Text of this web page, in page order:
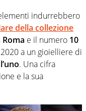
indurrebbero
della collezione
Roma e il numero 10
a un gioielliere di
. Una cifra
e la sua